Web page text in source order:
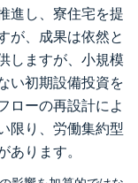
進し、寮住宅を提
が、成果は依然と
しますが、小規模
い初期設備投資を
ローの再設計によ
限り、労働集約型
ります。